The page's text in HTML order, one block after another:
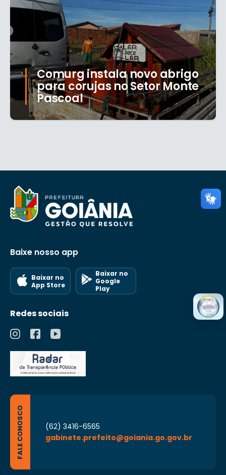
Comurg instala novo abrigo
para corujas no Setor Monte
Pascoal
Baixe nosso app
Baixar no
App Store
Baixar no
Google
Play
Redes sociais
FALE CONOSCO
(62) 3416-6565
gabinete.prefeito@goiania.go.gov.br